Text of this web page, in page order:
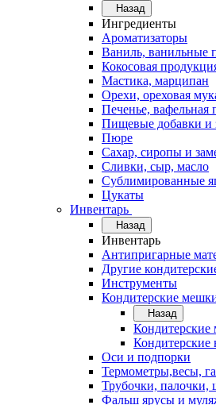
Назад
Ингредиенты
Ароматизаторы
Ваниль, ванильные
Кокосовая
Мастика, марципан
Орехи, ореховая
Печенье, вафельная
Пищевые добавки и
Пюре
Сахар, сиропы и
Сливки, сыр, масло
Сублимированные
Цукаты
Инвентарь
Назад
Инвентарь
Антипригарные
Другие
Инструменты
Кондитерские
Назад
Кондитерские
Кондитерские
Оси и подпорки
Термометры,весы,
Трубочки, палочки,
Фальш ярусы и